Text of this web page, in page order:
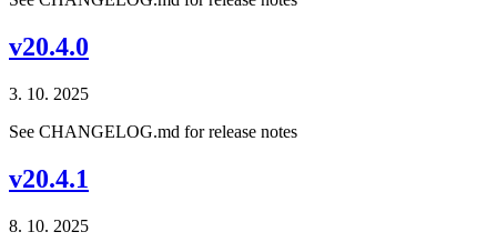
v20.4.0
3. 10. 2025
See CHANGELOG.md for release notes
v20.4.1
8. 10. 2025